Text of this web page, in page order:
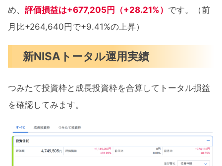
め、 評価損益は+677,205円（+28.21%） です。（前
月比+264,640円で+9.41%の上昇）
新NISAトータル運用実績
つみたて投資枠と成長投資枠を合算してトータル損益
を確認してみます。